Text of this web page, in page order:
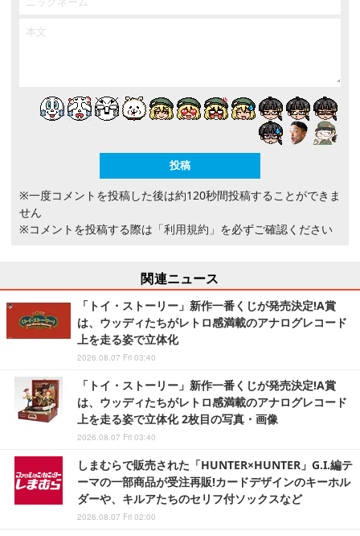
※一度コメントを投稿した後は約120秒間投稿することができま
せん
※コメントを投稿する際は 「利用規約」 を必ずご確認ください
関連ニュース
「トイ・ストーリー」新作一番くじが発売決定!A賞
は、ウッディたちがレトロ感満載のアナログレコード
上を走る姿で立体化
2026.08.07 Fri 03:40
「トイ・ストーリー」新作一番くじが発売決定!A賞
は、ウッディたちがレトロ感満載のアナログレコード
上を走る姿で立体化 2枚目の写真・画像
2026.08.07 Fri 03:40
しまむらで販売された「HUNTER×HUNTER」G.I.編テ
ーマの一部商品が受注再販!カードデザインのキーホル
ダーや、キルアたちのセリフ付ソックスなど
2026.08.07 Fri 02:00